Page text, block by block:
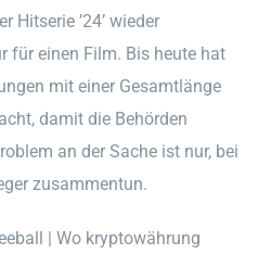
Hitserie ’24’ wieder
für einen Film. Bis heute hat
mit einer Gesamtlänge
damit die Behörden
an der Sache ist nur, bei
zusammentun.
| Wo kryptowährung